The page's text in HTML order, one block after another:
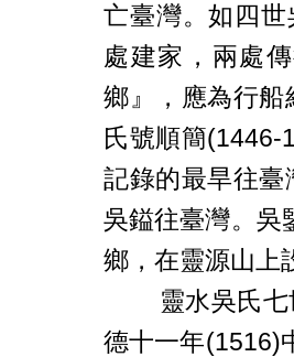
亡臺灣。如四
處建家，兩處
鄉』，應為行
氏號順簡(1446-
記錄的最旱往
吳鎰往臺灣。吳
鄉，在靈源山上
靈水吳氏七世
德十一年(1516)